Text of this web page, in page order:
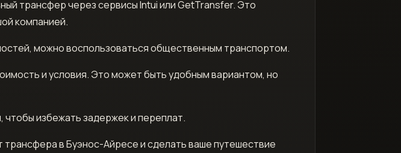
трансфер через сервисы Intui или GetTransfer. Это
компанией.
можно воспользоваться общественным транспортом.
и условия. Это может быть удобным вариантом, но
избежать задержек и переплат.
в Буэнос-Айресе и сделать ваше путешествие